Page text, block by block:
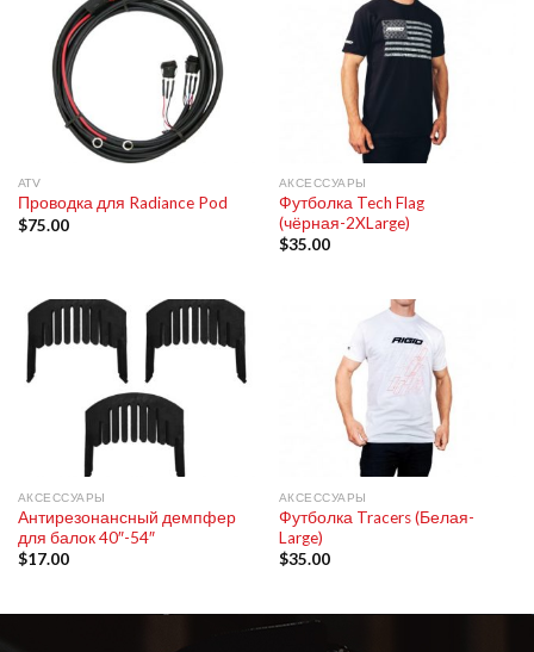
ATV
Проводка для Radiance Pod
$75.00
АКСЕССУАРЫ
Футболка Tech Flag
(чёрная-2XLarge)
$35.00
АКСЕССУАРЫ
Антирезонансный демпфер
для балок 40″-54″
$17.00
АКСЕССУАРЫ
Футболка Tracers (Белая-
Large)
$35.00